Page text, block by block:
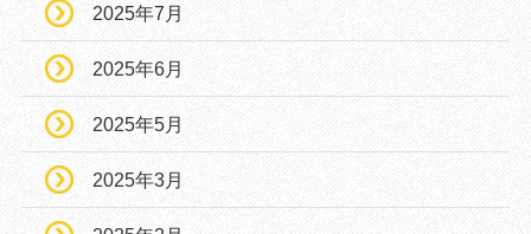
2025年7月
2025年6月
2025年5月
2025年3月